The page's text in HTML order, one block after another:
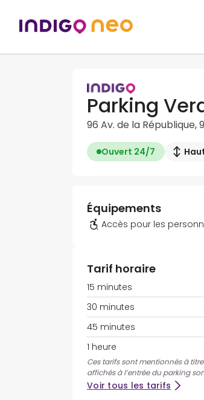
Parking
96 Av. de la République,
Ouvert 24/7
Équipements
Accès pour les
Tarif horaire
15 minutes
30 minutes
45 minutes
1 heure
Ces tarifs sont mentionnés à
affichés à l’entrée du parking
Voir tous les tarifs